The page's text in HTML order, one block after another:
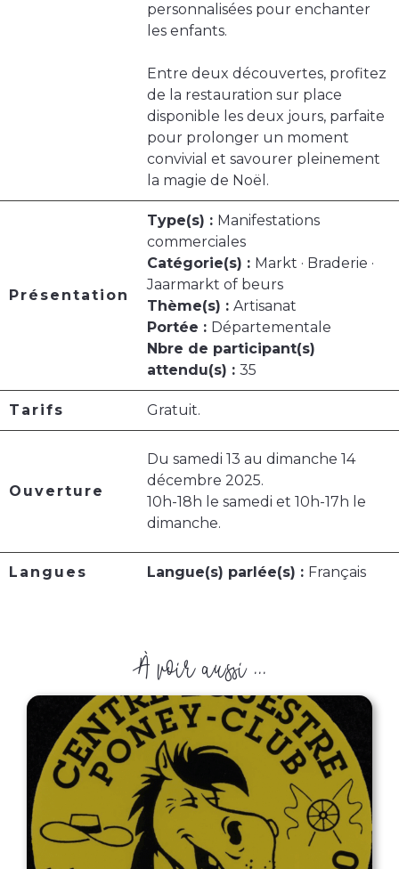
personnalisées pour enchanter
les enfants.
Entre deux découvertes, profitez
de la restauration sur place
disponible les deux jours, parfaite
pour prolonger un moment
convivial et savourer pleinement
la magie de Noël.
Présentation
Type(s) : Manifestations
commerciales
Catégorie(s) : Markt · Braderie ·
Jaarmarkt of beurs
Thème(s) : Artisanat
Portée : Départementale
Nbre de participant(s)
attendu(s) : 35
Tarifs Gratuit.
Ouverture
Du samedi 13 au dimanche 14
décembre 2025.
10h-18h le samedi et 10h-17h le
dimanche.
Langues Langue(s) parlée(s) : Français
À voir aussi ...